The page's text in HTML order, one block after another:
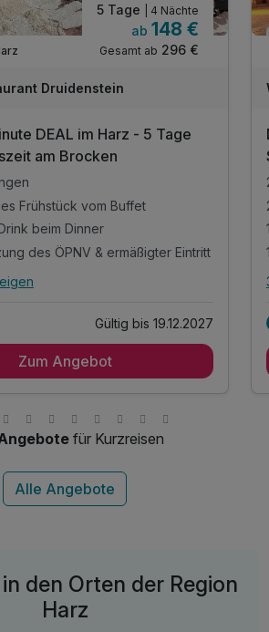
5 Tage | 4 Nächte
ab 148 €
Gesamt ab 296 €
Druidenstein
DEAL im Harz - 5 Tage
am Brocken
Frühstück vom Buffet
beim Dinner
des ÖPNV & ermäßigter Eintritt
Frühstück vom Buffet
Attraktionen, Museen & Höhlen
Gültig bis 19.12.2027
Zum Angebot
für Kurzreisen
den Orten der Region
Harz